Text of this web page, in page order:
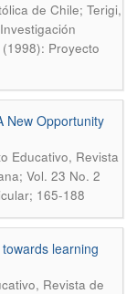
de Chile; Terigi,
Proyecto
New Opportunity
Educativo, Revista
Vol. 23 No. 2
165-188
learning
Revista de